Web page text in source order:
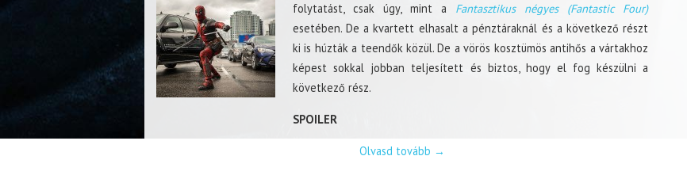
folytatást, csak úgy, mint a Fantasztikus négyes (Fantastic Four)
esetében. De a kvartett elhasalt a pénztáraknál és a következő részt
ki is húzták a teendők közül. De a vörös kosztümös antihős a vártakhoz
képest sokkal jobban teljesített és biztos, hogy el fog készülni a
következő rész.
SPOILER
Olvasd tovább →